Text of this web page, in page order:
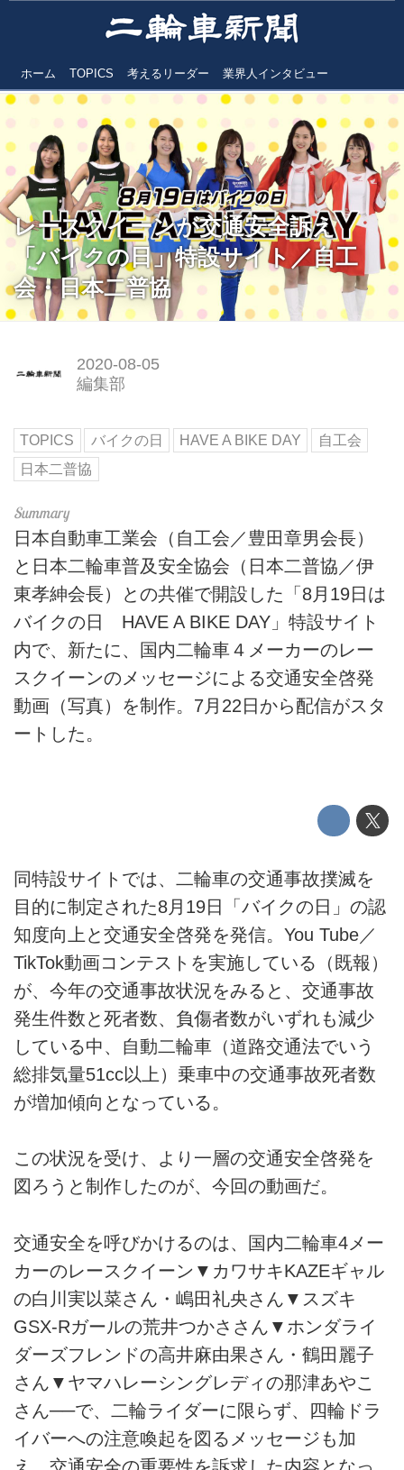
ホーム TOPICS 考えるリーダー 業界人インタビュー
レースクイーンが交通安全訴え
「バイクの日」特設サイト／自工
会・日本二普協
2020-08-05
編集部
TOPICS バイクの日 HAVE A BIKE DAY
自工会
日本二普協
日本自動車工業会（自工会／豊田章男会長）
と日本二輪車普及安全協会（日本二普協／伊
東孝紳会長）との共催で開設した「8月19日は
バイクの日 HAVE A BIKE DAY」特設サイト
内で、新たに、国内二輪車４メーカーのレー
スクイーンのメッセージによる交通安全啓発
動画（写真）を制作。7月22日から配信がスタ
ートした。
同特設サイトでは、二輪車の交通事故撲滅を
目的に制定された8月19日「バイクの日」の認
知度向上と交通安全啓発を発信。You Tube／
TikTok動画コンテストを実施している（既報）
が、今年の交通事故状況をみると、交通事故
発生件数と死者数、負傷者数がいずれも減少
している中、自動二輪車（道路交通法でいう
総排気量51cc以上）乗車中の交通事故死者数
が増加傾向となっている。
この状況を受け、より一層の交通安全啓発を
図ろうと制作したのが、今回の動画だ。
交通安全を呼びかけるのは、国内二輪車4メー
カーのレースクイーン▼カワサキKAZEギャル
の白川実以菜さん・嶋田礼央さん▼スズキ
GSX-Rガールの荒井つかささん▼ホンダライ
ダーズフレンドの高井麻由果さん・鶴田麗子
さん▼ヤマハレーシングレディの那津あやこ
さん──で、二輪ライダーに限らず、四輪ドラ
イバーへの注意喚起を図るメッセージも加
え、交通安全の重要性を訴求した内容となっ